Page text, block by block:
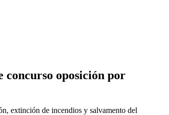
concurso oposición por